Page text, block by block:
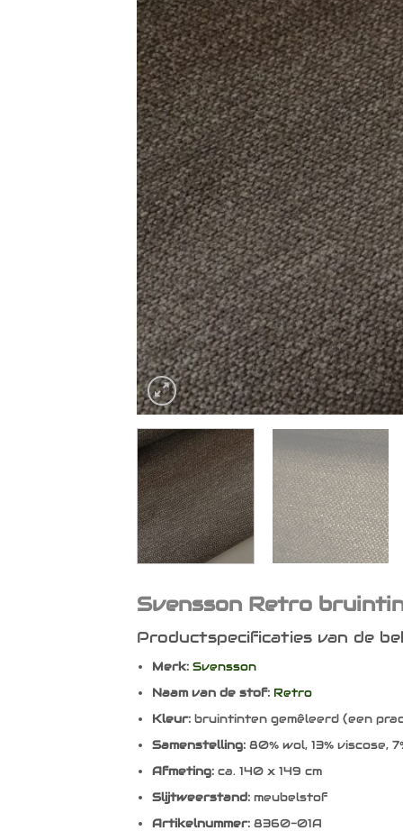
Svensson Retro
Productspecificaties van de
Merk:Svensson
Naam van de stof: Retro
Kleur:bruintinten gemêleerd (een
Samenstelling: 80% wol, 13% viscose,
Afmeting:ca. 140 x 149 cm
Slijtweerstand: meubelstof
Artikelnummer: 8360-01A